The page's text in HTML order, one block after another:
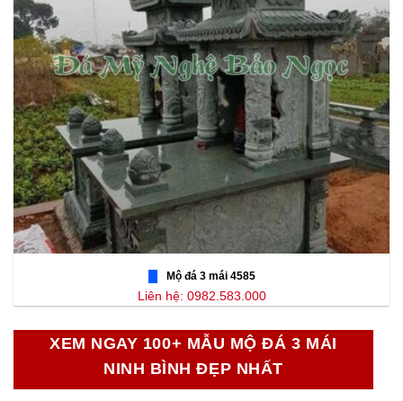
Mộ đá 3 mái 4585
Liên hệ: 0982.583.000
XEM NGAY 100+ MẪU MỘ ĐÁ 3 MÁI
NINH BÌNH ĐẸP NHẤT